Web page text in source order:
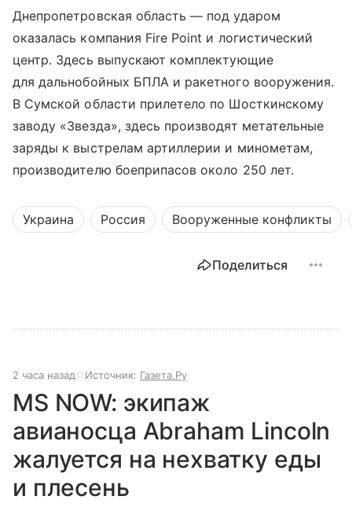
Днепропетровская область — под ударом
оказалась компания Fire Point и логистический
центр. Здесь выпускают комплектующие
для дальнобойных БПЛА и ракетного вооружения.
В Сумской области прилетело по Шосткинскому
заводу «Звезда», здесь производят метательные
заряды к выстрелам артиллерии и минометам,
производителю боеприпасов около 250 лет.
Украина Россия Вооруженные конфликты
Поделиться
2 часа назад Источник: Газета.Ру
MS NOW: экипаж
авианосца Abraham Lincoln
жалуется на нехватку еды
и плесень